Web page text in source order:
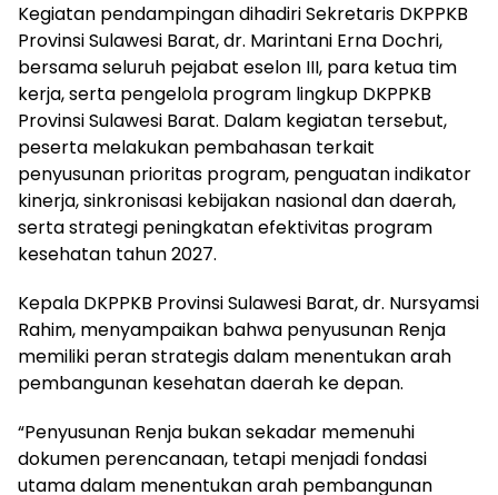
Kegiatan pendampingan dihadiri Sekretaris DKPPKB
Provinsi Sulawesi Barat, dr. Marintani Erna Dochri,
bersama seluruh pejabat eselon III, para ketua tim
kerja, serta pengelola program lingkup DKPPKB
Provinsi Sulawesi Barat. Dalam kegiatan tersebut,
peserta melakukan pembahasan terkait
penyusunan prioritas program, penguatan indikator
kinerja, sinkronisasi kebijakan nasional dan daerah,
serta strategi peningkatan efektivitas program
kesehatan tahun 2027.
Kepala DKPPKB Provinsi Sulawesi Barat, dr. Nursyamsi
Rahim, menyampaikan bahwa penyusunan Renja
memiliki peran strategis dalam menentukan arah
pembangunan kesehatan daerah ke depan.
“Penyusunan Renja bukan sekadar memenuhi
dokumen perencanaan, tetapi menjadi fondasi
utama dalam menentukan arah pembangunan